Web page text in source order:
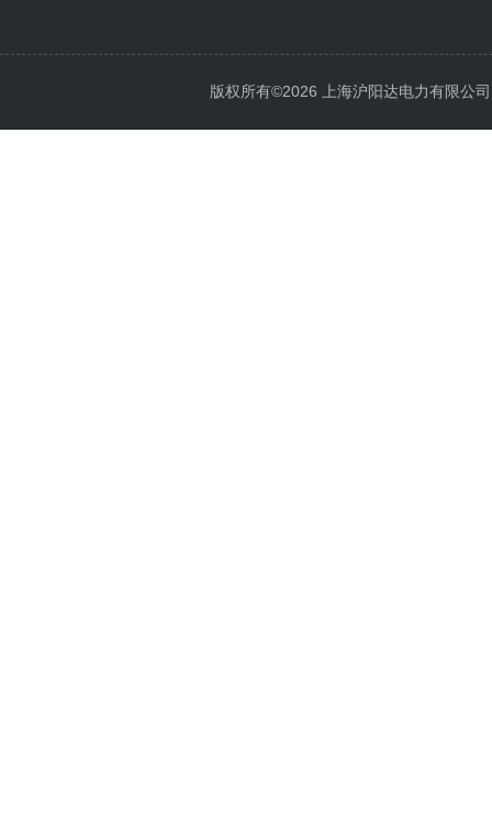
版权所有©2026 上海沪阳达电力有限公